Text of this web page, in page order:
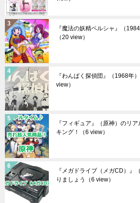
『魔法の妖精ペルシャ』（
（20 view）
『わんぱく探偵団』（1968年
view）
『フィギュア』（原神）のリ
キング！
（6 view）
『メガドライブ（メガCD）』
りましょう
（6 view）